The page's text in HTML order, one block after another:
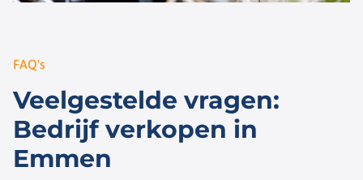
FAQ's
Veelgestelde vragen:
Bedrijf verkopen in
Emmen